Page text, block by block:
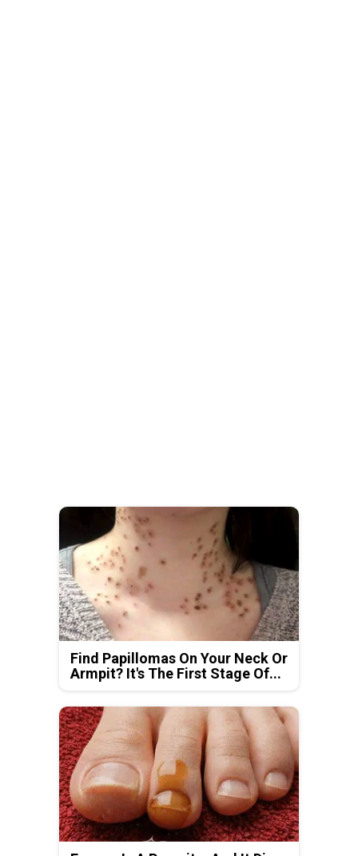
Find Papillomas On Your Neck Or
Armpit? It's The First Stage Of...